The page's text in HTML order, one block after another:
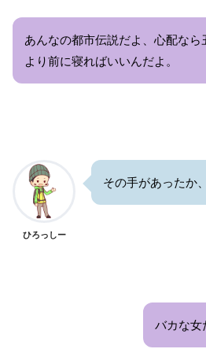
あんなの都市伝説だよ、心配なら
より前に寝ればいいんだよ。
ひろっしー
その手があったか
バカな女